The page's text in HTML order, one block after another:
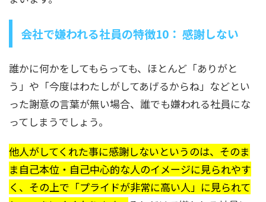
会社で嫌われる社員の特徴10： 感謝しない
誰かに何かをしてもらっても、ほとんど「ありがと
う」や「今度はわたしがしてあげるからね」などとい
った謝意の言葉が無い場合、誰でも嫌われる社員にな
ってしまうでしょう。
他人がしてくれた事に感謝しないというのは、そのま
ま自己本位・自己中心的な人のイメージに見られやす
く、その上で「プライドが非常に高い人」に見られて